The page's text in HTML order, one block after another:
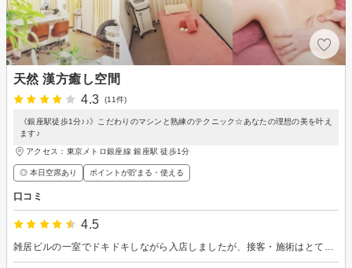
天然 漢方癒し空間
4.3
(11件)
《銀座駅徒歩1分♪♪》こだわりのマシンと熟練のテクニック☆あなたの理想の美を叶え
ます♪
アクセス：東京メトロ銀座線 銀座駅 徒歩1分
◎ 本日空席あり ポイントが貯まる・使える
口コミ
4.5